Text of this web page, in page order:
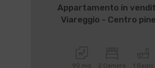
Appartamento in
Viareggio - Centro
90 mq 2 Camere 1 Bagni